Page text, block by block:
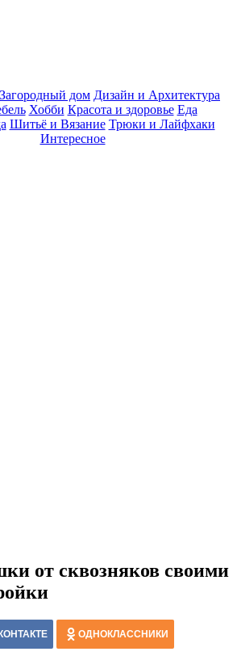
Загородный дом Дизайн и Архитектура
Хобби Красота и здоровье Еда
Шитьё и Вязание Трюки и Лайфхаки
Интересное
от сквозняков своими
ОДНОКЛАССНИКИ